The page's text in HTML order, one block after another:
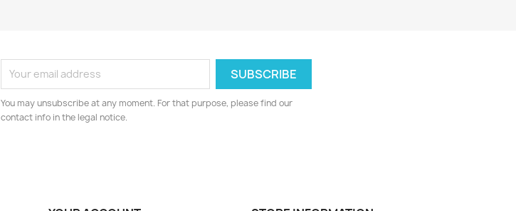
You may unsubscribe at any moment. For that purpose, please find our
contact info in the legal notice.